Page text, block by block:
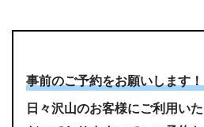
事前のご予約をお願いします！
日々沢山のお客様にご利用いた